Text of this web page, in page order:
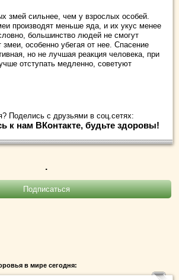
змей сильнее, чем у взрослых особей.
производят меньше яда, и их укус менее
большинство людей не смогут
змеи, особенно убегая от нее. Спасение
но не лучшая реакция человека, при
отступать медленно, советуют
Поделись с друзьями в соц.сетях:
к нам ВКонтакте, будьте здоровы!
.
в мире сегодня: